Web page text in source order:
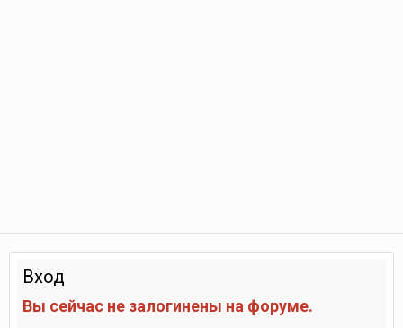
Вход
Вы сейчас не залогинены на форуме.